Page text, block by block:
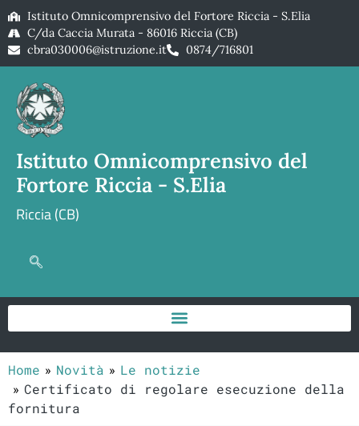
Istituto Omnicomprensivo del Fortore Riccia - S.Elia
C/da Caccia Murata - 86016 Riccia (CB)
cbra030006@istruzione.it
0874/716801
Istituto Omnicomprensivo del
Fortore Riccia - S.Elia
Riccia (CB)
Home Novità
Le notizie
Certificato di regolare esecuzione della
fornitura